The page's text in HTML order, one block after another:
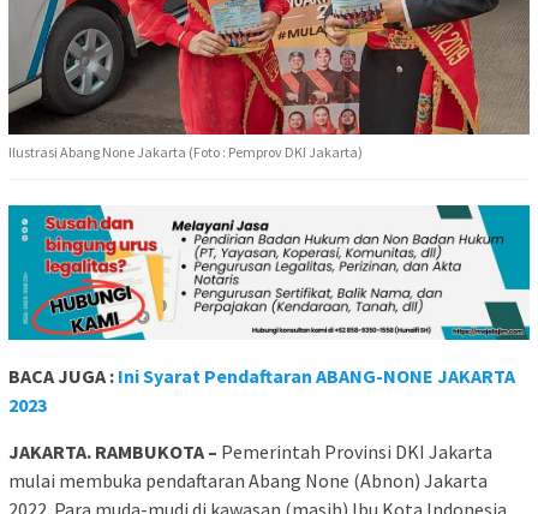
Ilustrasi Abang None Jakarta (Foto : Pemprov DKI Jakarta)
BACA JUGA : Ini Syarat Pendaftaran ABANG-NONE JAKARTA
2023
JAKARTA. RAMBUKOTA – Pemerintah Provinsi DKI Jakarta
mulai membuka pendaftaran Abang None (Abnon) Jakarta
2022. Para muda-mudi di kawasan (masih) Ibu Kota Indonesia